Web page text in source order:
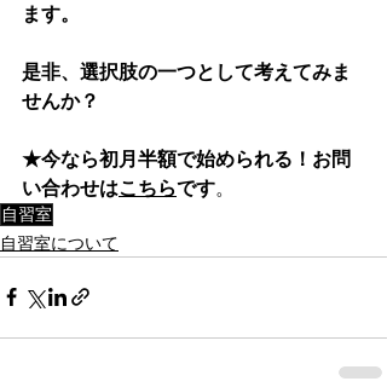
ます。
是非、選択肢の一つとして考えてみま
せんか？
★今なら初月半額で始められる！お問
い合わせはこちらです。
自習室
自習室について